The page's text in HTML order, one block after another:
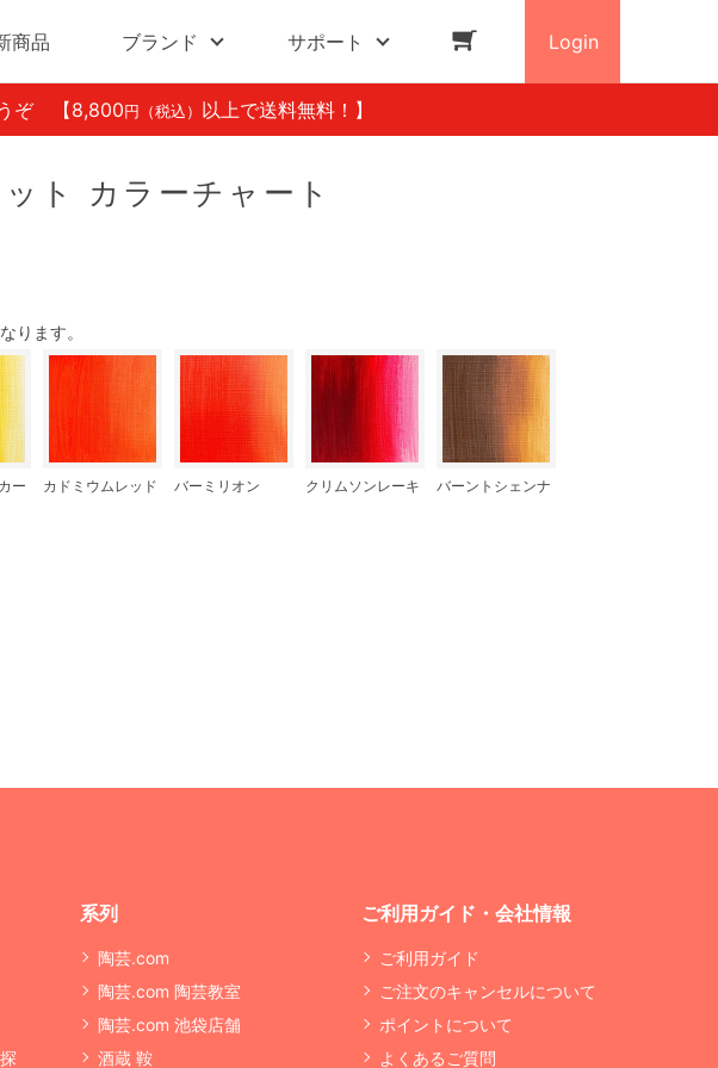
商品 ブランド サポート Login
ぞ 【8,800 円（税込） 以上で送料無料！】
ト カラーチャート
ります。
ー カドミウムレッド バーミリオン クリムソンレーキ バーントシェンナ
系列
陶芸.com
陶芸.com 陶芸教室
陶芸.com 池袋店舗
酒蔵 鞍
ご利用ガイド・会社情報
ご利用ガイド
ご注文のキャンセルについて
ポイントについて
よくあるご質問